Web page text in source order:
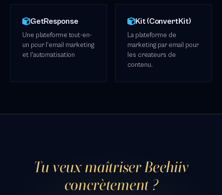
GetResponse
Une plateforme tout-en-
un pour l'email marketing
et l'automatisation
Kit (ConvertKit)
La plateforme de
marketing par email pour
les createurs de
contenu.
Tu veux maîtriser Beehiiv
concrètement ?